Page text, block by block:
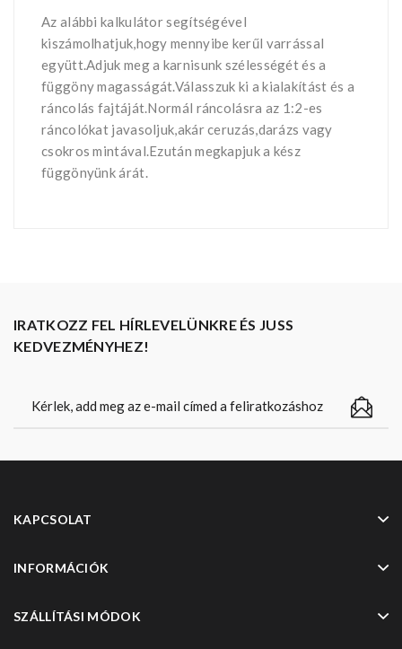
Az alábbi kalkulátor segítségével
kiszámolhatjuk,hogy mennyibe kerűl varrással
együtt.Adjuk meg a karnisunk szélességét és a
függöny magasságát.Válasszuk ki a kialakítást és a
ráncolás fajtáját.Normál ráncolásra az 1:2-es
ráncolókat javasoljuk,akár ceruzás,darázs vagy
csokros mintával.Ezután megkapjuk a kész
függönyünk árát.
IRATKOZZ FEL HÍRLEVELÜNKRE ÉS JUSS
KEDVEZMÉNYHEZ!
KAPCSOLAT
INFORMÁCIÓK
SZÁLLÍTÁSI MÓDOK